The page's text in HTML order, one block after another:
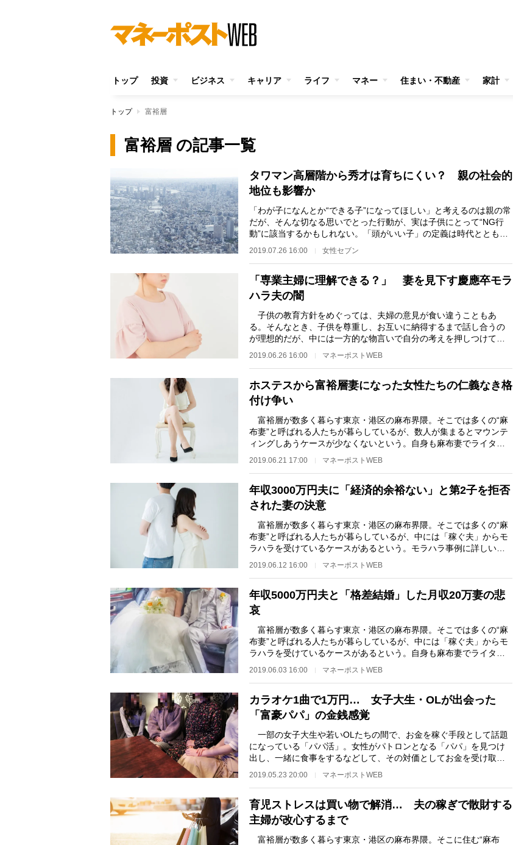
トップ 投資 ビジネス キャリア ライフ マネー 住まい・不動産 家計
トップ 富裕層
富裕層 の記事一覧
タワマン高層階から秀才は育ちにくい？ 親の社会的
地位も影響か
「わが子になんとか“できる子”になってほしい」と考えるのは親の常
だが、そんな切なる思いでとった行動が、実は子供にとって“NG行
動”に該当するかもしれない。「頭がいい子」の定義は時代とともに
変わるのだ。 で…
2019.07.26 16:00 女性セブン
「専業主婦に理解できる？」 妻を見下す慶應卒モラ
ハラ夫の闇
子供の教育方針をめぐっては、夫婦の意見が食い違うこともあ
る。そんなとき、子供を尊重し、お互いに納得するまで話し合うの
が理想的だが、中には一方的な物言いで自分の考えを押しつけてく
2019.06.26 16:00 マネーポストWEB
ホステスから富裕層妻になった女性たちの仁義なき格
付け争い
富裕層が数多く暮らす東京・港区の麻布界隈。そこでは多くの“麻
布妻”と呼ばれる人たちが暮らしているが、数人が集まるとマウンテ
ィングしあうケースが少なくないという。自身も麻布妻でライター
2019.06.21 17:00 マネーポストWEB
年収3000万円夫に「経済的余裕ない」と第2子を拒否
された妻の決意
富裕層が数多く暮らす東京・港区の麻布界隈。そこでは多くの“麻
布妻”と呼ばれる人たちが暮らしているが、中には「稼ぐ夫」からモ
ラハラを受けているケースがあるという。モラハラ事例に詳しい、
2019.06.12 16:00 マネーポストWEB
年収5000万円夫と「格差結婚」した月収20万妻の悲
哀
富裕層が数多く暮らす東京・港区の麻布界隈。そこでは多くの“麻
布妻”と呼ばれる人たちが暮らしているが、中には「稼ぐ夫」からモ
ラハラを受けているケースがあるという。自身も麻布妻でライター
2019.06.03 16:00 マネーポストWEB
カラオケ1曲で1万円… 女子大生・OLが出会った
「富豪パパ」の金銭感覚
一部の女子大生や若いOLたちの間で、お金を稼ぐ手段として話題
になっている「パパ活」。女性がパトロンとなる「パパ」を見つけ
出し、一緒に食事をするなどして、その対価としてお金を受け取る
2019.05.23 20:00 マネーポストWEB
育児ストレスは買い物で解消… 夫の稼ぎで散財する
主婦が改心するまで
富裕層が数多く暮らす東京・港区の麻布界隈。そこに住む“麻布